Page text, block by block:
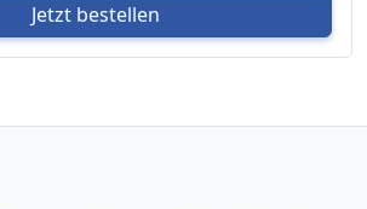
Jetzt bestellen